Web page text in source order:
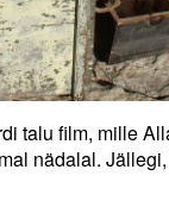
talu film, mille
nädalal.